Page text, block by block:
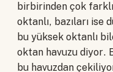
birbirinden çok
oktanlı, bazıları ise
bu yüksek oktanlı
oktan havuzu diyor.
bu havuzdan